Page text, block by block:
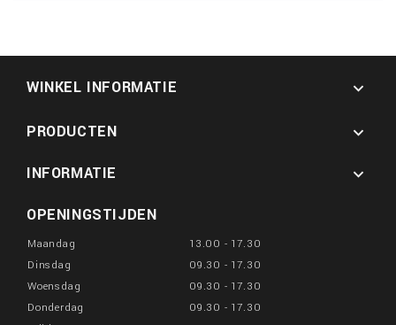
WINKEL INFORMATIE 
PRODUCTEN

INFORMATIE

OPENINGSTIJDEN
Maandag
13.00 - 17.30
Dinsdag
09.30 - 17.30
Woensdag
09.30 - 17.30
Donderdag
09.30 - 17.30